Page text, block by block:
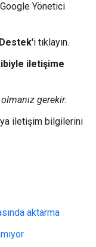
Yönetici
Destek'i tıklayın.
iletişime
gerekir.
iletişim bilgilerini
aktarma